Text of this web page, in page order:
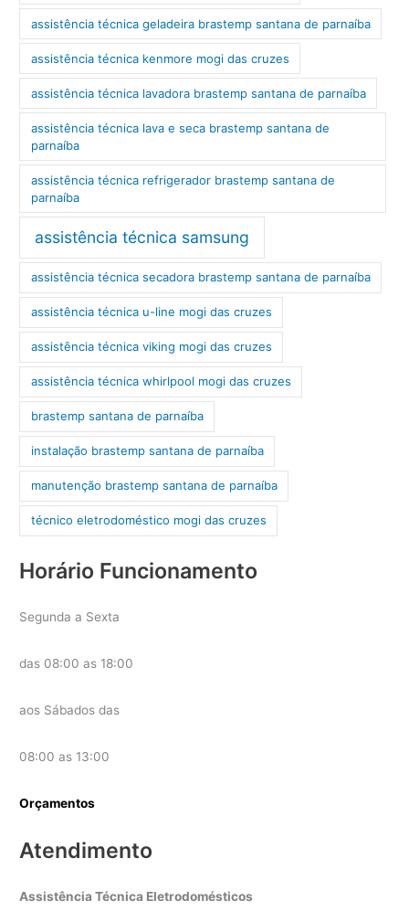
assistência técnica geladeira brastemp santana de parnaíba
assistência técnica kenmore mogi das cruzes
assistência técnica lavadora brastemp santana de parnaíba
assistência técnica lava e seca brastemp santana de
parnaíba
assistência técnica refrigerador brastemp santana de
parnaíba
assistência técnica samsung
assistência técnica secadora brastemp santana de parnaíba
assistência técnica u-line mogi das cruzes
assistência técnica viking mogi das cruzes
assistência técnica whirlpool mogi das cruzes
brastemp santana de parnaíba
instalação brastemp santana de parnaíba
manutenção brastemp santana de parnaíba
técnico eletrodoméstico mogi das cruzes
Horário Funcionamento
Segunda a Sexta
das 08:00 as 18:00
aos Sábados das
08:00 as 13:00
Orçamentos
Atendimento
Assistência Técnica Eletrodomésticos